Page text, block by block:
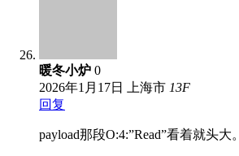
暖冬小炉 0
2026年1月17日
上海市 13F
回复
payload那段O:4:”Read”看着就头大。